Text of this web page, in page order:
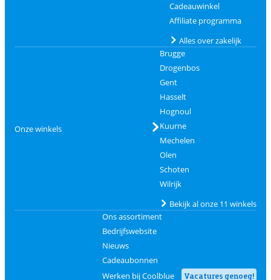
Cadeauwinkel
Affiliate programma
Alles over zakelijk
Onze winkels
Brugge
Drogenbos
Gent
Hasselt
Hognoul
Kuurne
Mechelen
Olen
Schoten
Wilrijk
Bekijk al onze 11 winkels
Ons assortiment
Bedrijfswebsite
Nieuws
Cadeaubonnen
Werken bij Coolblue
Vacatures genoeg!